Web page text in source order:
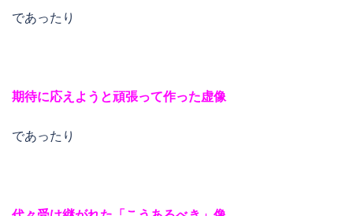
であったり
期待に応えようと頑張って作った虚像
であったり